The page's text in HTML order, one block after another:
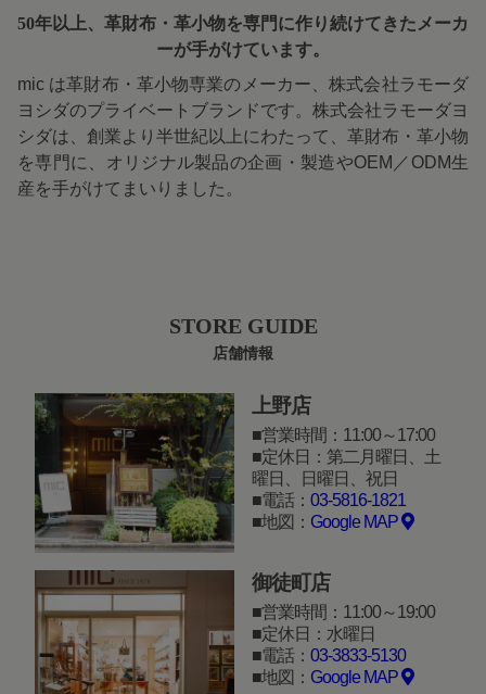
50年以上、革財布・革小物を専門に作り続けてきたメーカ
ーが手がけています。
mic は革財布・革小物専業のメーカー、株式会社ラモーダ
ヨシダのプライベートブランドです。株式会社ラモーダヨ
シダは、創業より半世紀以上にわたって、革財布・革小物
を専門に、オリジナル製品の企画・製造やOEM／ODM生
産を手がけてまいりました。
STORE GUIDE
店舗情報
上野店
営業時間：11:00～17:00
定休日：第二月曜日、土
曜日、日曜日、祝日
電話： 03-5816-1821
地図： Google MAP
御徒町店
営業時間：11:00～19:00
定休日：水曜日
電話： 03-3833-5130
地図： Google MAP